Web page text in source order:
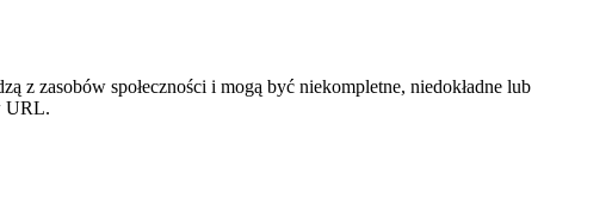
z zasobów społeczności i mogą być niekompletne, niedokładne lub
URL.